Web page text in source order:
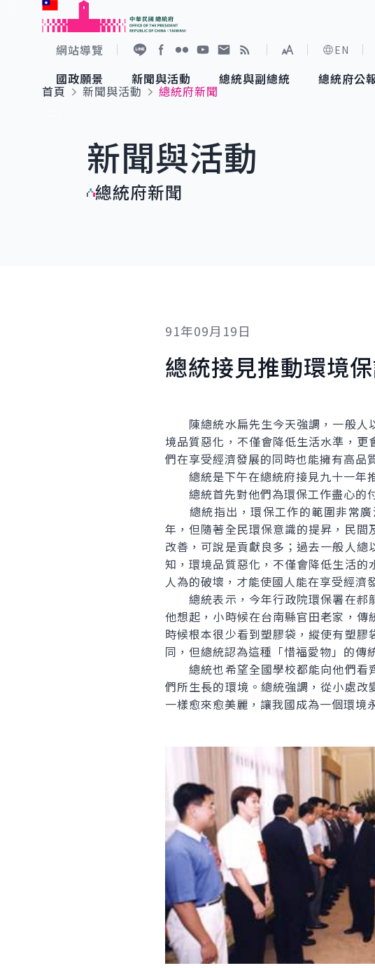
跳到主要內容
網站導覽
展開字級選單
EN
國政願景
國家氣候變遷對策委員會
重要談話
新聞與活動
總統府新聞
影音頻道
總統與副總統
賴清德總統
總統府公
參觀資訊
首頁
新聞與活動
總統府新聞
新聞與活動
總統府新聞
91年09月19日
總統接見推動環境
陳總統水扁先生今天強調，一般人
境品質惡化，不僅會降低生活水準，
們在享受經濟發展的同時也能擁有高品
總統是下午在總統府接見九十一年
總統首先對他們為環保工作盡心的
總統指出，環保工作的範圍非常廣
年，但隨著全民環保意識的提昇，民
改善，可說是貢獻良多；過去一般人
知，環境品質惡化，不僅會降低生活
人為的破壞，才能使國人能在享受經濟
總統表示，今年行政院環保署在郝
他想起，小時候在台南縣官田老家，
時候根本很少看到塑膠袋，縱使有塑
同，但總統認為這種「惜福愛物」的傳
總統也希望全國學校都能向他們看
們所生長的環境。總統強調，從小處
一樣愈來愈美麗，讓我國成為一個環境